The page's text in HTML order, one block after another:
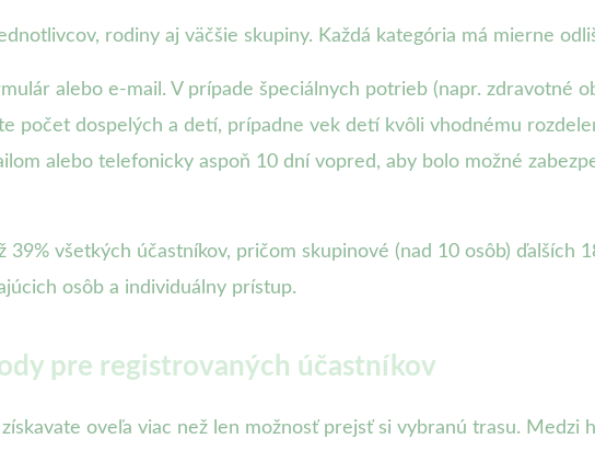
rodiny aj väčšie skupiny. Každá kategória má mierne
alebo e-mail. V prípade špeciálnych potrieb (napr. zdravotné
počet dospelých a detí, prípadne vek detí kvôli vhodnému
alebo telefonicky aspoň 10 dní vopred, aby bolo možné
všetkých účastníkov, pričom skupinové (nad 10 osôb) ďalších
osôb a individuálny prístup.
pre registrovaných účastníkov
oveľa viac než len možnosť prejsť si vybranú trasu. Medzi